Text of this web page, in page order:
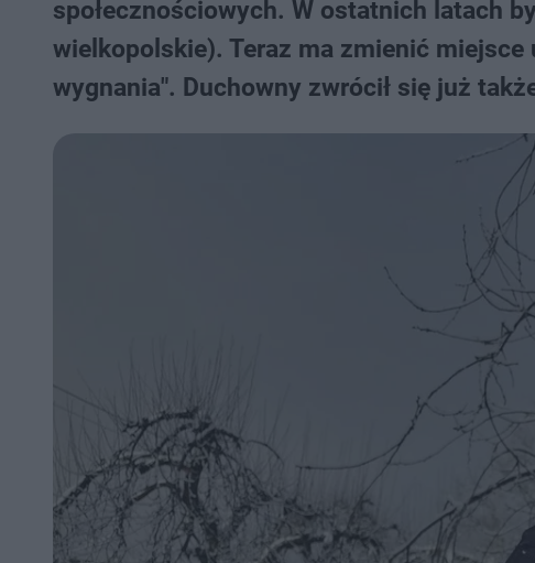
społecznościowych. W ostatnich latach
wielkopolskie). Teraz ma zmienić
wygnania". Duchowny zwrócił się już